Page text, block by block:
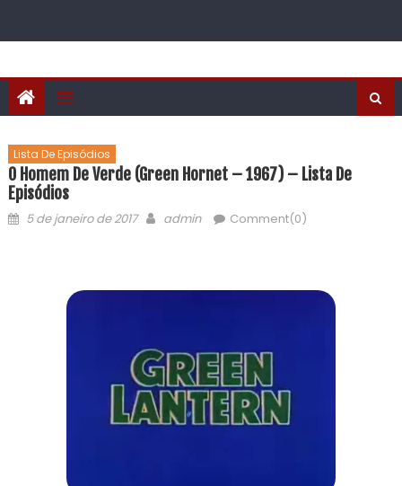
Lista De Episódios
O Homem De Verde (Green Hornet – 1967) – Lista De
Episódios
5 de janeiro de 2017 admin Comment(0)